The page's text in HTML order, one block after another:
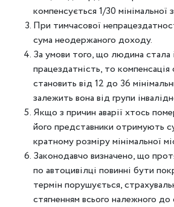
компенсується 1/30 мінімальної
При тимчасової
сума неодержаного доходу.
За умови того, що людина стала
працездатність, то компенсація
становить від 12 до 36
залежить вона від групи
Якщо з причин аварії хтось
його представники отримують
кратному розміру мінімальної
Законодавчо визначено, що
по автоцивілці повинні бути
термін порушується,
стягненням всього належного до